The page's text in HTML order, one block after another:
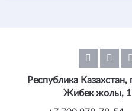
Республика
Жибек жолы,